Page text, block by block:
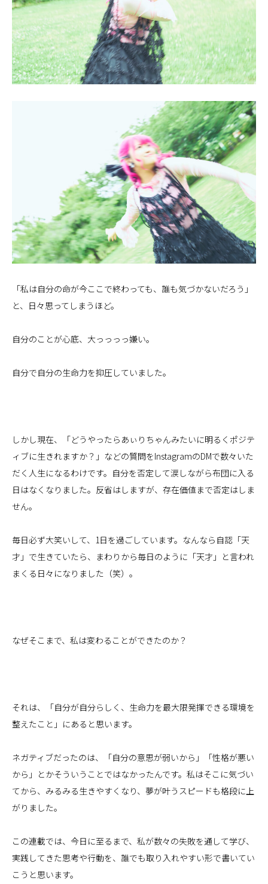
「私は自分の命が今ここで終わっても、誰も気づかないだろう」
と、日々思ってしまうほど。
自分のことが心底、大っっっっ嫌い。
自分で自分の生命力を抑圧していました。
しかし現在、「どうやったらあぃりちゃんみたいに明るくポジテ
ィブに生きれますか？」などの質問をInstagramのDMで数々いた
だく人生になるわけです。自分を否定して涙しながら布団に入る
日はなくなりました。反省はしますが、存在価値まで否定はしま
せん。
毎日必ず大笑いして、1日を過ごしています。なんなら自認「天
才」で生きていたら、まわりから毎日のように「天才」と言われ
まくる日々になりました（笑）。
なぜそこまで、私は変わることができたのか？
それは、「自分が自分らしく、生命力を最大限発揮できる環境を
整えたこと」にあると思います。
ネガティブだったのは、「自分の意思が弱いから」「性格が悪い
から」とかそういうことではなかったんです。私はそこに気づい
てから、みるみる生きやすくなり、夢が叶うスピードも格段に上
がりました。
この連載では、今日に至るまで、私が数々の失敗を通して学び、
実践してきた思考や行動を、誰でも取り入れやすい形で書いてい
こうと思います。